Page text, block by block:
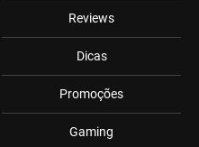
Reviews
Dicas
Promoções
Gaming